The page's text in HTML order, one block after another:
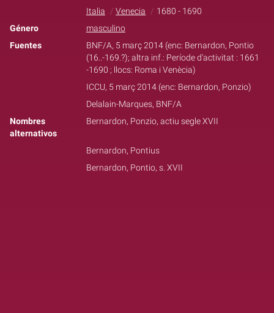
Italia Venecia
1680 - 1690
Género
masculino
Fuentes
BNF/A, 5 març 2014 (enc: Bernardon, Pontio
(16..-169.?); altra inf.: Període d'activitat : 1661
-1690 ; llocs: Roma i Venècia)
ICCU, 5 març 2014 (enc: Bernardon, Ponzio)
Delalain-Marques, BNF/A
Nombres
alternativos
Bernardon, Ponzio, actiu segle XVII
Bernardon, Pontius
Bernardon, Pontio, s. XVII